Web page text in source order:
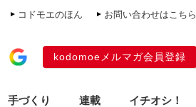
コドモエのほん お問い合わせはこちら
kodomoeメルマガ会員登録
手づくり 連載 イチオシ！